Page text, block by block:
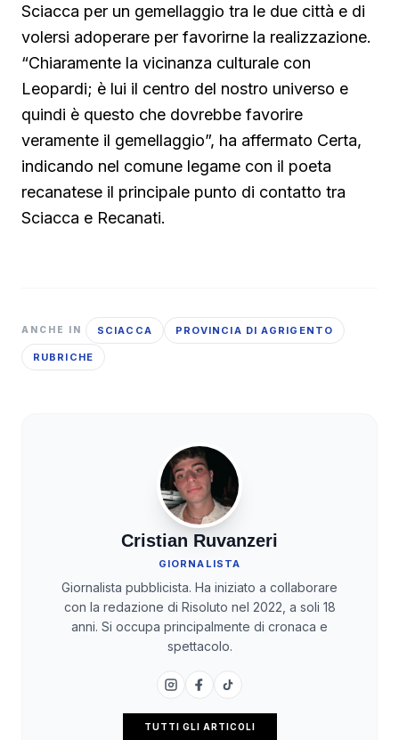
Sciacca per un gemellaggio tra le due città e di
volersi adoperare per favorirne la realizzazione.
“Chiaramente la vicinanza culturale con
Leopardi; è lui il centro del nostro universo e
quindi è questo che dovrebbe favorire
veramente il gemellaggio”, ha affermato Certa,
indicando nel comune legame con il poeta
recanatese il principale punto di contatto tra
Sciacca e Recanati.
ANCHE IN SCIACCA PROVINCIA DI AGRIGENTO
RUBRICHE
Cristian Ruvanzeri
GIORNALISTA
Giornalista pubblicista. Ha iniziato a collaborare
con la redazione di Risoluto nel 2022, a soli 18
anni. Si occupa principalmente di cronaca e
spettacolo.
TUTTI GLI ARTICOLI